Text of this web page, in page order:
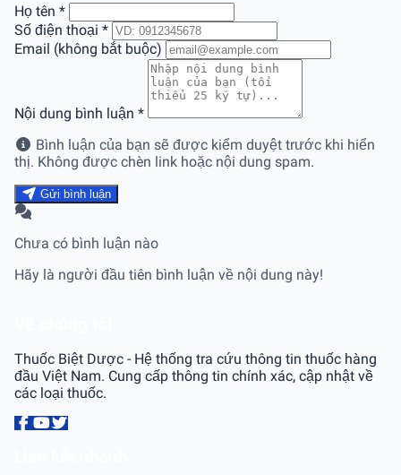
Họ tên *
Số điện thoại *
Email (không bắt buộc)
Nội dung bình luận *
Bình luận của bạn sẽ được kiểm duyệt trước khi hiển
thị. Không được chèn link hoặc nội dung spam.
Gửi bình luận
Chưa có bình luận nào
Hãy là người đầu tiên bình luận về nội dung này!
Thuốc Biệt Dược - Hệ thống tra cứu thông tin thuốc hàng
đầu Việt Nam. Cung cấp thông tin chính xác, cập nhật về
các loại thuốc.